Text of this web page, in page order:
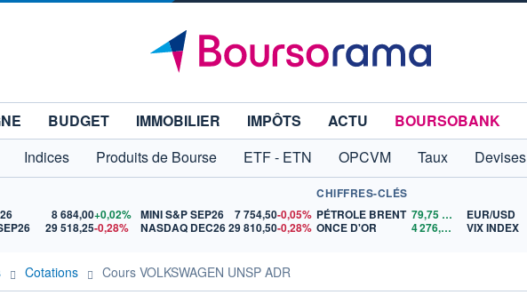
BUDGET IMMOBILIER IMPÔTS ACTU
BOURSOBANK
Indices Produits de Bourse ETF - ETN OPCVM Taux Devises
8 684,00+0,02%
29 518,25-0,28%
MINI S&P SEP26 7 754,50-0,05%
NASDAQ DEC2629 810,50-0,28%
CHIFFRES-CLÉS
PÉTROLE BRENT 79,75
ONCE D'OR
4 276,56 $US
EUR/USD
VIX INDEX
Cotations Cours VOLKSWAGEN UNSP ADR